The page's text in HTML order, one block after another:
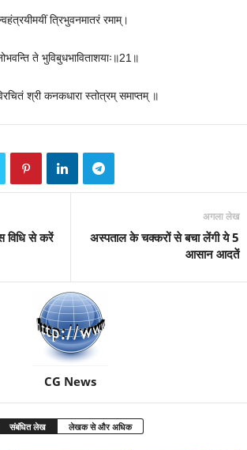
त्रिभुवनमातरं रमाम्।
ते भुविबुधभाविताशयाः॥21॥
श्री कनकधारा स्तोत्रम् समाप्तम् ॥
विधि से करें
अगला लेख
अस्पताल के चक्करों से बचा लेंगी ये 5
आसान आदतें
CG News
संबंधित लेख लेखक से और अधिक